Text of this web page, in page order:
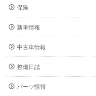
保険
新車情報
中古車情報
整備日誌
パーツ情報